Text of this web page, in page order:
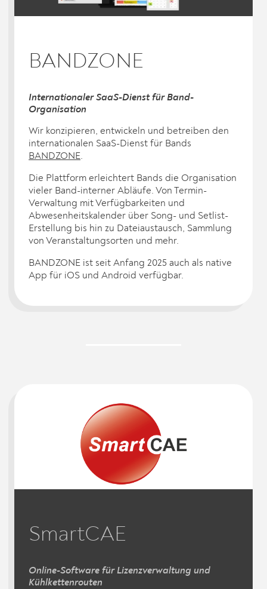
BANDZONE
Internationaler SaaS-Dienst für Band-
Organisation
Wir konzipieren, entwickeln und betreiben den
internationalen SaaS-Dienst für Bands
BANDZONE.
Die Plattform erleichtert Bands die Organisation
vieler Band-interner Abläufe. Von Termin-
Verwaltung mit Verfügbarkeiten und
Abwesenheitskalender über Song- und Setlist-
Erstellung bis hin zu Dateiaustausch, Sammlung
von Veranstaltungsorten und mehr.
BANDZONE ist seit Anfang 2025 auch als native
App für iOS und Android verfügbar.
SmartCAE
Online-Software für Lizenzverwaltung und
Kühlkettenrouten